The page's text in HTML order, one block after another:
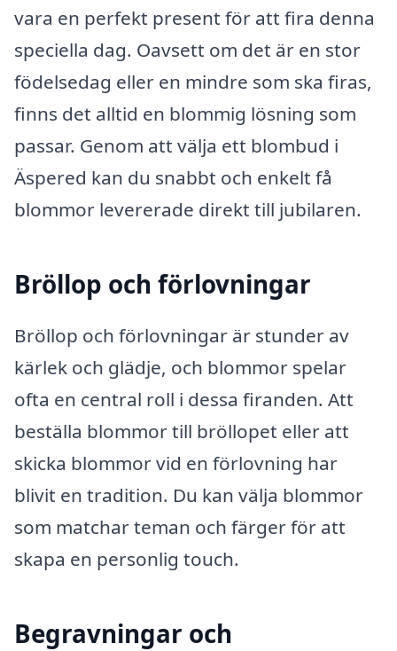
vara en perfekt present för att fira denna
speciella dag. Oavsett om det är en stor
födelsedag eller en mindre som ska firas,
finns det alltid en blommig lösning som
passar. Genom att välja ett blombud i
Äspered kan du snabbt och enkelt få
blommor levererade direkt till jubilaren.
Bröllop och förlovningar
Bröllop och förlovningar är stunder av
kärlek och glädje, och blommor spelar
ofta en central roll i dessa firanden. Att
beställa blommor till bröllopet eller att
skicka blommor vid en förlovning har
blivit en tradition. Du kan välja blommor
som matchar teman och färger för att
skapa en personlig touch.
Begravningar och